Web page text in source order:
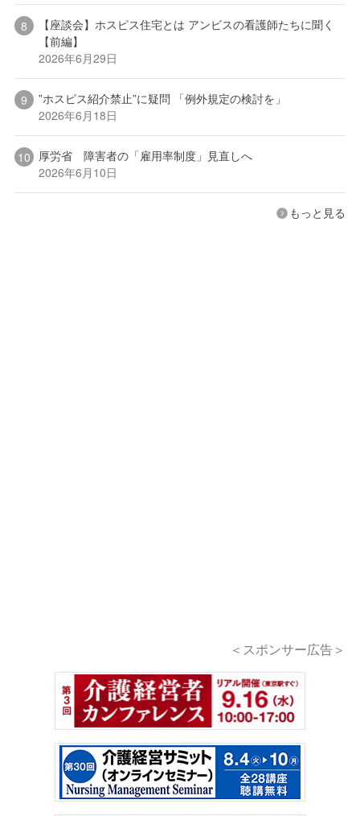
【座談会】ホスピス住宅とは アンビスの看護師たちに聞く
【前編】
2026年6月29日
”ホスピス紹介禁止”に疑問 「例外規定の検討を」
2026年6月18日
厚労省 障害者の「雇用率制度」見直しへ
2026年6月10日
もっと見る
＜スポンサー広告＞